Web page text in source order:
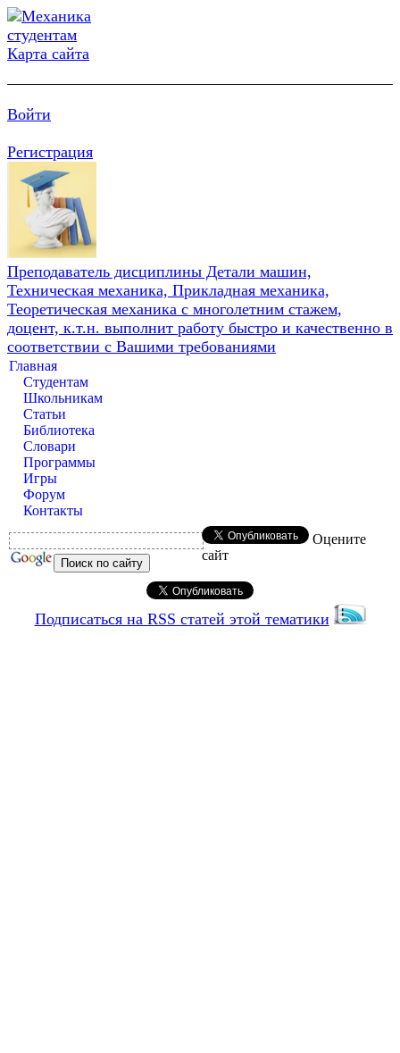
Карта сайта
Войти
Регистрация
Преподаватель дисциплины Детали машин,
Техническая механика, Прикладная механика,
Теоретическая механика с многолетним стажем,
доцент, к.т.н. выполнит работу быстро и качественно в
соответствии с Вашими требованиями
Главная
Студентам
Школьникам
Статьи
Библиотека
Словари
Программы
Игры
Форум
Контакты
Оцените
сайт
Подписаться на RSS статей этой тематики